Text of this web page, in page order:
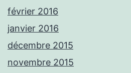
février 2016
janvier 2016
décembre 2015
novembre 2015